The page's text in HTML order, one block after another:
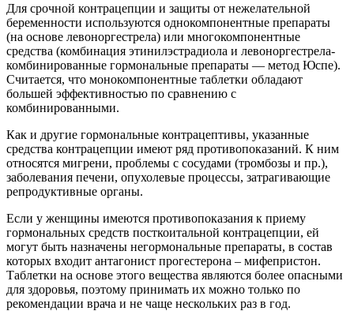
Для срочной контрацепции и защиты от нежелательной
беременности используются однокомпонентные препараты
(на основе левоноргестрела) или многокомпонентные
средства (комбинация этинилэстрадиола и левоноргестрела-
комбинированные гормональные препараты — метод Юспе).
Считается, что монокомпонентные таблетки обладают
большей эффективностью по сравнению с
комбинированными.
Как и другие гормональные контрацептивы, указанные
средства контрацепции имеют ряд противопоказаний. К ним
относятся мигрени, проблемы с сосудами (тромбозы и пр.),
заболевания печени, опухолевые процессы, затрагивающие
репродуктивные органы.
Если у женщины имеются противопоказания к приему
гормональных средств посткоитальной контрацепции, ей
могут быть назначены негормональные препараты, в состав
которых входит антагонист прогестерона – мифепристон.
Таблетки на основе этого вещества являются более опасными
для здоровья, поэтому принимать их можно только по
рекомендации врача и не чаще нескольких раз в год.